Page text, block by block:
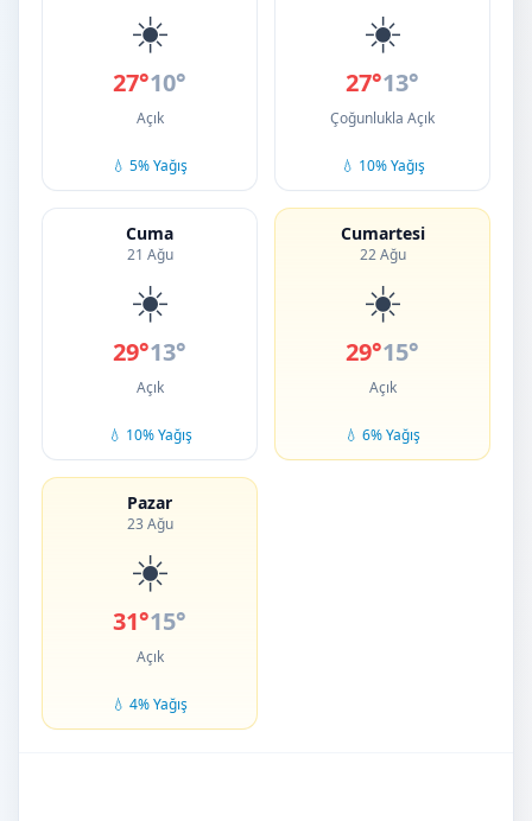
☀️
27°10°
Açık
💧 5% Yağış
☀️
27°13°
Çoğunlukla Açık
💧 10% Yağış
Cuma
21 Ağu
☀️
29°13°
Açık
💧 10% Yağış
Cumartesi
22 Ağu
☀️
29°15°
Açık
💧 6% Yağış
Pazar
23 Ağu
☀️
31°15°
Açık
💧 4% Yağış